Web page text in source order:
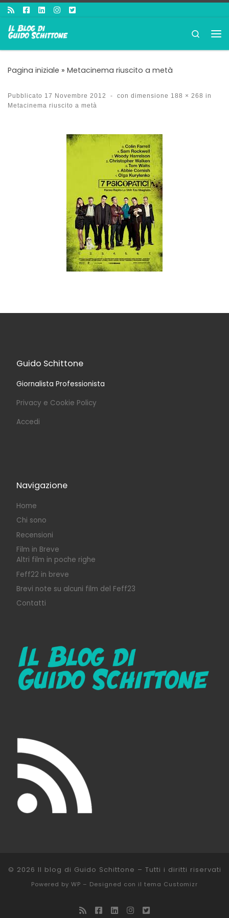
Passa al contenuto
Search
Pagina iniziale » Metacinema riuscito a metà
Pubblicato 17 Novembre 2012 - con dimensione 188 × 268 in
Metacinema riuscito a metà
Navigazione immagini
Guido Schittone
Giornalista Professionista
Privacy e Cookie Policy
Accedi
Navigazione
Home
Chi sono
Recensioni
Film in Breve
Altri film in poche righe
Feff22 in breve
Brevi note su alcuni film del Feff23
Contatti
© 2026 Il blog di Guido Schittone – Tutti i diritti riservati
Powered by WP – Designed con il tema Customizr